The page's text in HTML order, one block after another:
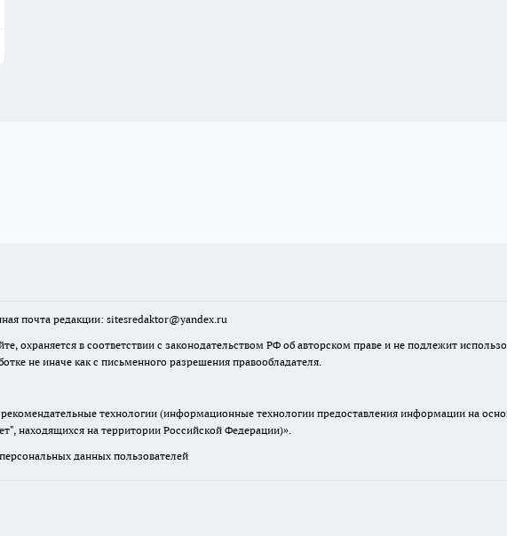
почта редакции: sitesredaktor@yandex.ru
охраняется в соответствии с законодательством РФ об авторском праве и не подлежит
не иначе как с письменного разрешения правообладателя.
технологии (информационные технологии предоставления информации на
находящихся на территории Российской Федерации)».
данных пользователей